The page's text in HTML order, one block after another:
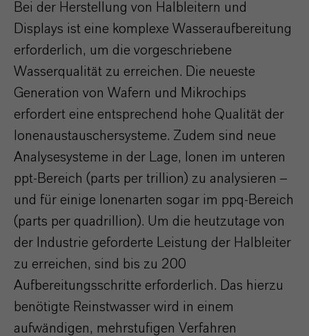
Bei der Herstellung von Halbleitern und
Displays ist eine komplexe Wasseraufbereitung
erforderlich, um die vorgeschriebene
Wasserqualität zu erreichen. Die neueste
Generation von Wafern und Mikrochips
erfordert eine entsprechend hohe Qualität der
Ionenaustauschersysteme. Zudem sind neue
Analysesysteme in der Lage, Ionen im unteren
ppt-Bereich (parts per trillion) zu analysieren –
und für einige Ionenarten sogar im ppq-Bereich
(parts per quadrillion). Um die heutzutage von
der Industrie geforderte Leistung der Halbleiter
zu erreichen, sind bis zu 200
Aufbereitungsschritte erforderlich. Das hierzu
benötigte Reinstwasser wird in einem
aufwändigen, mehrstufigen Verfahren